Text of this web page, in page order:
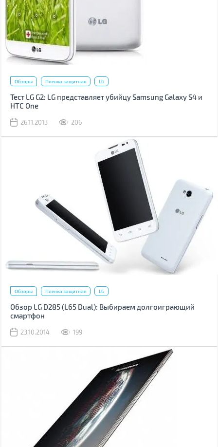
Обзоры Пленка защитная LG
Тест LG G2: LG представляет убийцу Samsung Galaxy S4 и
HTC One
26.11.2013 206
Обзоры Пленка защитная LG
Обзор LG D285 (L65 Dual): Выбираем долгоиграющий
смартфон
23.10.2014 199